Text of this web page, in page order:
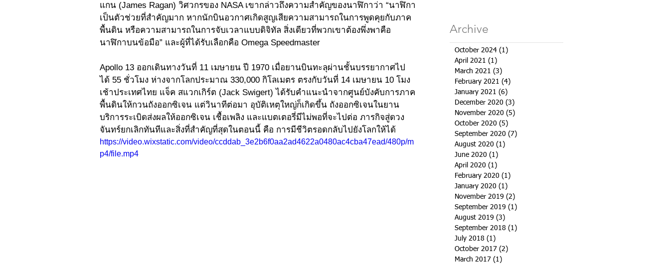
แกน (James Ragan) วิศวกรของ NASA เขากล่าวถึงความสำคัญของนาฬิกาว่า “นาฬิกา
เป็นตัวช่วยที่สำคัญมาก หากนักบินอวกาศเกิดสูญเสียความสามารถในการพูดคุยกับภาค
พื้นดิน หรือความสามารถในการจับเวลาแบบดิจิทัล สิ่งเดียวที่พวกเขาต้องพึ่งพาคือ
นาฬิกาบนข้อมือ” และผู้ที่ได้รับเลือกคือ Omega Speedmaster
Apollo 13 ออกเดินทางวันที่ 11 เมษายน ปี 1970 เมื่อยานบินทะลุผ่านชั้นบรรยากาศไป
ได้ 55 ชั่วโมง ห่างจากโลกประมาณ 330,000 กิโลเมตร ตรงกับวันที่ 14 เมษายน 10 โมง
เช้าประเทศไทย แจ็ค สแวกเกิร์ต (Jack Swigert) ได้รับคำแนะนำจากศูนย์บังคับการภาค
พื้นดินให้กวนถังออกซิเจน แต่วินาทีต่อมา อุบัติเหตุใหญ่ก็เกิดขึ้น ถังออกซิเจนในยาน
บริการระเบิดส่งผลให้ออกซิเจน เชื้อเพลิง และแบตเตอรี่มีไม่พอที่จะไปต่อ ภารกิจสู่ดวง
จันทร์ยกเลิกทันทีและสิ่งที่สำคัญที่สุดในตอนนี้ คือ การมีชีวิตรอดกลับไปยังโลกให้ได้
https://video.wixstatic.com/video/ccddab_3e2b6f0aa2ad4622a0480ac4cba47ead/480p/m
p4/file.mp4
Archive
October 2024 (1)
April 2021 (1)
March 2021 (3)
February 2021 (4)
January 2021 (6)
December 2020 (3)
November 2020 (5)
October 2020 (5)
September 2020 (7)
August 2020 (1)
June 2020 (1)
April 2020 (1)
February 2020 (1)
January 2020 (1)
November 2019 (2)
September 2019 (1)
August 2019 (3)
September 2018 (1)
July 2018 (1)
October 2017 (2)
March 2017 (1)